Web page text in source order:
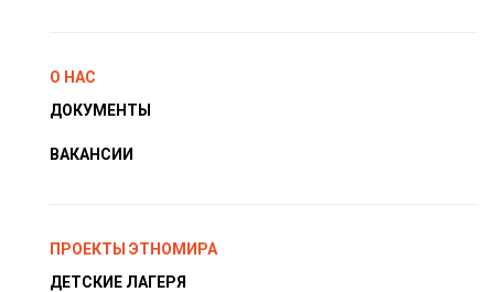
О НАС
ДОКУМЕНТЫ
ВАКАНСИИ
ПРОЕКТЫ ЭТНОМИРА
ДЕТСКИЕ ЛАГЕРЯ